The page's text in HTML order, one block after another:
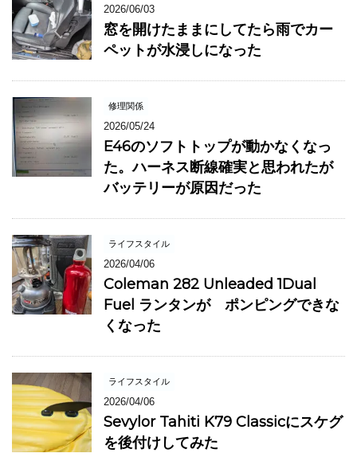
2026/06/03
窓を開けたままにしてたら雨でカー
ペットが水浸しになった
修理関係
2026/05/24
E46のソフトトップが動かなくなっ
た。ハーネス断線確実と思われたが
バッテリーが原因だった
ライフスタイル
2026/04/06
Coleman 282 Unleaded 1Dual
Fuel ランタンが ポンピングできな
くなった
ライフスタイル
2026/04/06
Sevylor Tahiti K79 Classicにスケグ
を後付けしてみた